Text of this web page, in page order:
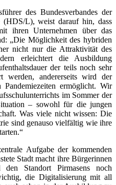
des Bundesverbandes der
(HDS/L), weist darauf hin, dass
ihren Unternehmen über das
„Die Möglichkeit des hybriden
nicht nur die Attraktivität des
erleichtert die Ausbildung
der teils noch sehr
werden, andererseits wird der
ermöglicht. Wir
im Sommer der
– sowohl für die jungen
Was viele nicht wissen: Die
sind genauso vielfältig wie ihre
Aufgabe der kommenden
Stadt macht ihre Bürgerinnen
Standort Pirmasens noch
die Digitalisierung mit all